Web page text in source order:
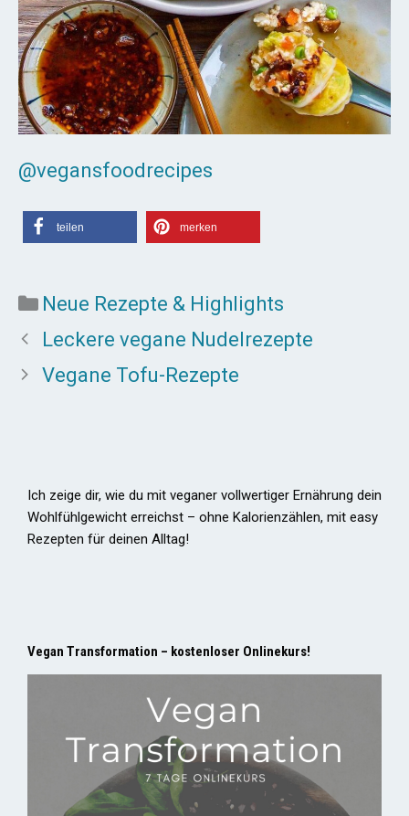
@vegansfoodrecipes
teilen merken
Kategorien
Neue Rezepte & Highlights
Leckere vegane Nudelrezepte
Vegane Tofu-Rezepte
Ich zeige dir, wie du mit veganer vollwertiger Ernährung dein
Wohlfühlgewicht erreichst – ohne Kalorienzählen, mit easy
Rezepten für deinen Alltag!
Vegan Transformation – kostenloser Onlinekurs!